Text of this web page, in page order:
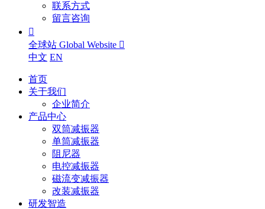
联系方式
留言咨询

全球站 Global Website 
中文 EN
首页
关于我们
企业简介
产品中心
双筒减振器
单筒减振器
阻尼器
电控减振器
磁流变减振器
改装减振器
研发智造